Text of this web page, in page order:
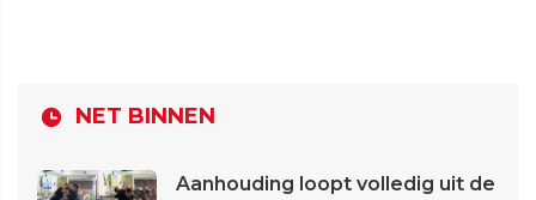
NET BINNEN
Aanhouding loopt volledig uit de